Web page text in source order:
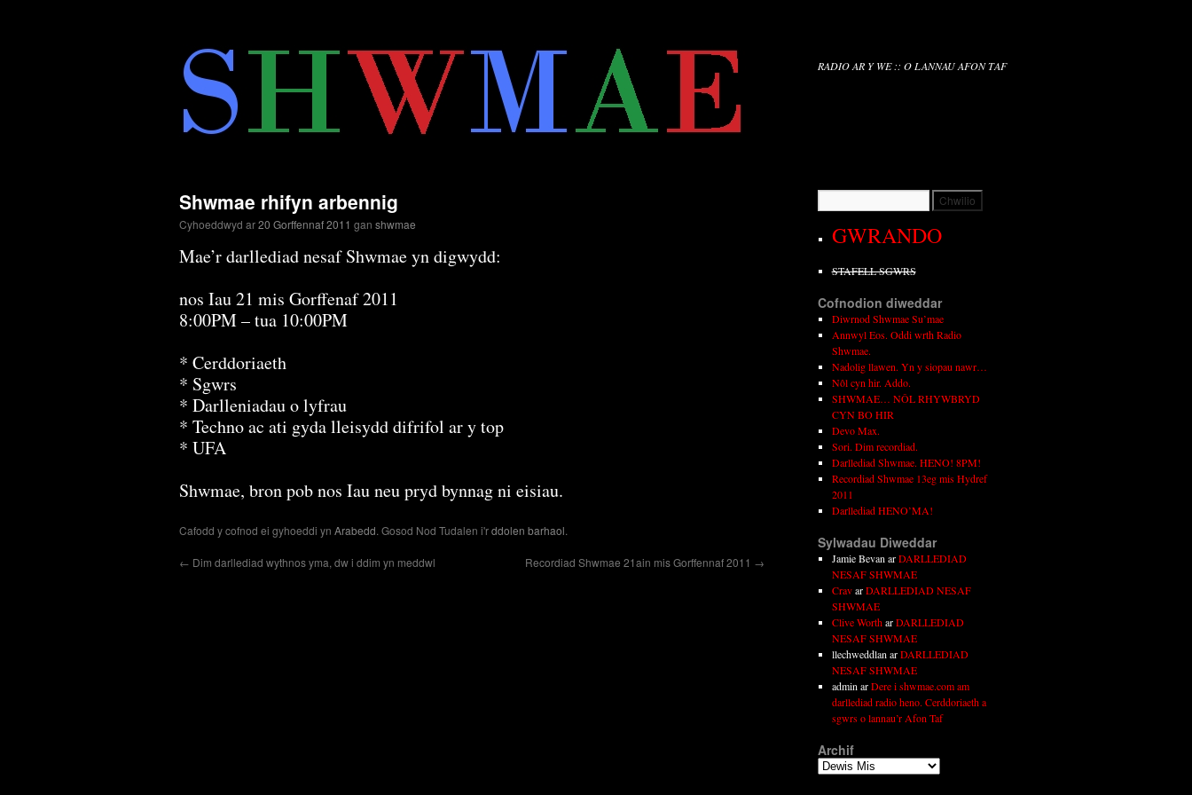
RADIO AR Y WE :: O LANNAU AFON TAF
Shwmae rhifyn arbennig
Cyhoeddwyd ar20 Gorffennaf 2011 gan shwmae
Mae’r darllediad nesaf Shwmae yn digwydd:
nos Iau 21 mis Gorffenaf 2011
8:00PM – tua 10:00PM
* Cerddoriaeth
* Sgwrs
* Darlleniadau o lyfrau
* Techno ac ati gyda lleisydd difrifol ar y top
* UFA
Shwmae, bron pob nos Iau neu pryd bynnag ni eisiau.
Cafodd y cofnod ei gyhoeddi yn Arabedd. Gosod Nod Tudalen i'rddolen barhaol.
← Dim darllediad wythnos yma, dw i ddim yn meddwl Recordiad Shwmae 21ain mis Gorffennaf 2011 →
GWRANDO
STAFELL SGWRS
Cofnodion diweddar
Diwrnod Shwmae Su’mae
Annwyl Eos. Oddi wrth Radio
Shwmae.
Nadolig llawen. Yn y siopau nawr…
Nôl cyn hir. Addo.
SHWMAE… NÔL RHYWBRYD
CYN BO HIR
Devo Max.
Sori. Dim recordiad.
Darllediad Shwmae. HENO! 8PM!
Recordiad Shwmae 13eg mis Hydref
2011
Darllediad HENO’MA!
Sylwadau Diweddar
Jamie Bevan arDARLLEDIAD
NESAF SHWMAE
CravarDARLLEDIAD NESAF
SHWMAE
Clive WortharDARLLEDIAD
NESAF SHWMAE
llechweddlan arDARLLEDIAD
NESAF SHWMAE
admin arDere i shwmae.com am
darllediad radio heno. Cerddoriaeth a
sgwrs o lannau’r Afon Taf
Archif
Archif